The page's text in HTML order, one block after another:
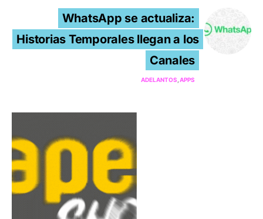
WhatsApp se actualiza:
Historias Temporales llegan a los
Canales
ADELANTOS APPS